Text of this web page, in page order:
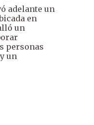
adelante un
en
un
personas
un